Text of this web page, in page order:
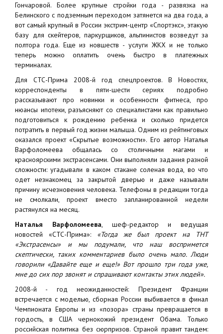
Гончаровой. Более крупные стройки года - развязка на
Белинского с подземным переходом затянется на два года, а
вот самый крупный в России экстрим-центр «Спортэкс», этакую
базу для скейтеров, паркурщиков, альпинистов возведут за
полтора года. Еще из новшеств - услуги ЖКХ и не только
теперь можно оплатить очень быстро в платежных
терминалах.
Для СТС-Прима 2008-й год спецпроектов. В Новостях,
корреспонденты в пяти-шести сериях подробно
рассказывают про новинки и особенности фитнеса, про
нюансы ипотеки, разъясняют со специалистами как правильно
подготовиться к рождению ребенка и сколько придется
потратить в первый год жизни малыша. Одним из рейтинговых
оказался проект «Скрытые возможности». Его автор Наталья
Варфоломеева общалась со столичными магами и
красноярскими экстрасенсами. Они выполняли задания разной
сложности: угадывали в каком стакане соленая вода, во что
одет незнакомец за закрытой дверью и даже называли
причину исчезновения человека. Телефоны в редакции тогда
не смолкали, проект вместо запланированной недели
растянулся на месяц.
Наталья Варфоломеева, шеф-редактор и ведущая
новостей «СТС-Прима»: «Тогда же был проект на ТНТ
«Экстрасенсы» и мы подумали, что наш воспримется
скептически, таких комментариев было очень мало. Люди
говорили «Давайте еще и еще!» Вот прошло три года уже,
мне до сих пор звонят и спрашивают контакты этих людей».
2008-й - год неожиданностей: Президент Франции
встречается с моделью, сборная России выбивается в финал
Чемпионата Европы и из «позора» страны превращается в
гордость, в США чернокожий президент Обама. Только
российская политика без сюрпризов. Страной правит тандем: